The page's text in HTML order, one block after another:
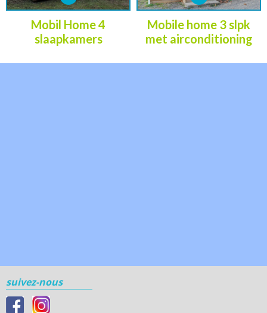
Mobil Home 4
slaapkamers
Mobile home 3 slpk
met airconditioning
suivez-nous